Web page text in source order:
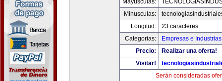
Mayusculas:
Minusculas:
Longitud:
23 caracteres
Categorias:
Empresas e Industrias
Precio:
Realizar una oferta!
Visitar!
Serán consideradas